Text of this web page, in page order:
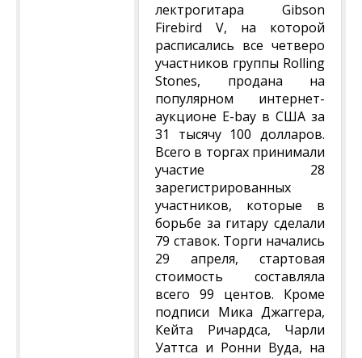
лектрогитара Gibson
Firebird V, на которой
расписались все четверо
участников группы Rolling
Stones, продана на
популярном интернет-
аукционе E-bay в США за
31 тысячу 100 долларов.
Всего в торгах принимали
участие 28
зарегистрированных
участников, которые в
борьбе за гитару сделали
79 ставок. Торги начались
29 апреля, стартовая
стоимость составляла
всего 99 центов. Кроме
подписи Мика Джаггера,
Кейта Ричардса, Чарли
Уаттса и Ронни Вуда, на